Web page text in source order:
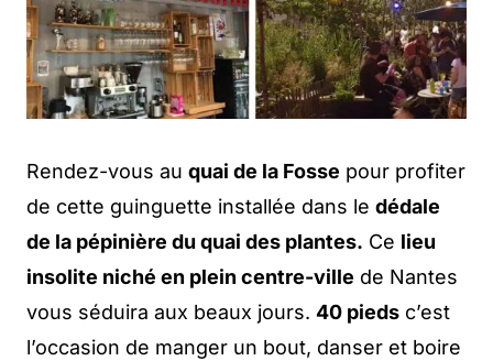
Rendez-vous au quai de la Fosse pour profiter
de cette guinguette installée dans le dédale
de la pépinière du quai des plantes. Ce lieu
insolite niché en plein centre-ville de Nantes
vous séduira aux beaux jours. 40 pieds c’est
l’occasion de manger un bout, danser et boire